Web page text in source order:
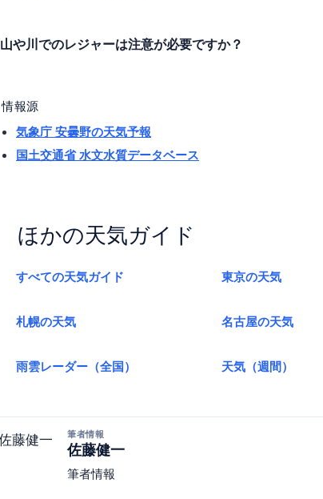
山や川でのレジャーは注意が必要ですか？
情報源
気象庁 安曇野の天気予報
国土交通省 水文水質データベース
ほかの天気ガイド
すべての天気ガイド 東京の天気
札幌の天気 名古屋の天気
雨雲レーダー（全国） 天気（週間）
筆者情報
佐藤健一
筆者情報